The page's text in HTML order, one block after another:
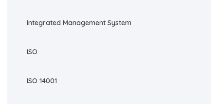
Integrated Management System
ISO
ISO 14001